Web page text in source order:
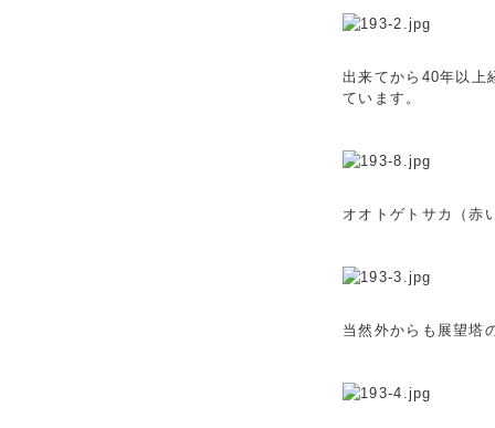
出来てから40年以上
ています。
オオトゲトサカ（赤
当然外からも展望塔